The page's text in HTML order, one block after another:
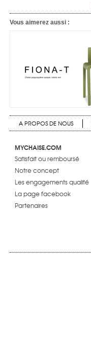
Vous aimerez aussi :
A PROPOS DE NOUS
MYCHAISE.COM
Satisfait ou remboursé
Notre concept
Les engagements qualité
La page facebook
Partenaires